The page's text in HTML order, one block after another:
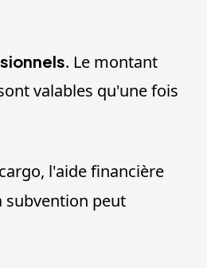
. Le montant
valables qu'une fois
l'aide financière
subvention peut